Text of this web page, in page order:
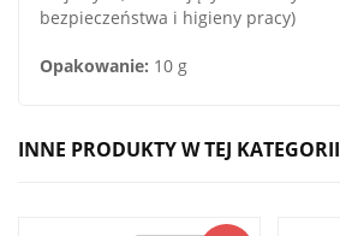
bezpieczeństwa i higieny pracy)
Opakowanie: 10 g
INNE PRODUKTY W TEJ KATEGORII